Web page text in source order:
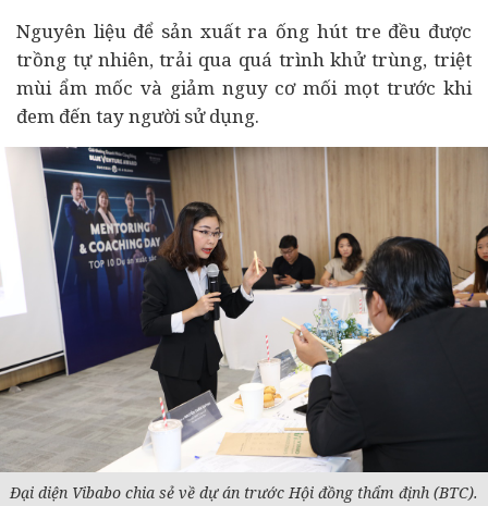
Nguyên liệu để sản xuất ra ống hút tre đều được
trồng tự nhiên, trải qua quá trình khử trùng, triệt
mùi ẩm mốc và giảm nguy cơ mối mọt trước khi
đem đến tay người sử dụng.
Đại diện Vibabo chia sẻ về dự án trước Hội đồng thẩm định (BTC).